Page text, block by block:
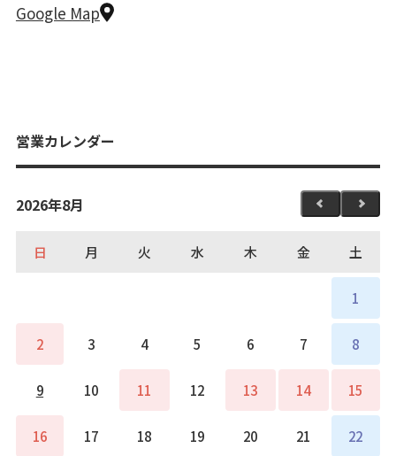
Google Map
営業カレンダー
2026年8月
日 月 火 水 木 金 土
1
2 3 4 5 6 7 8
9 10 11 12 13 14 15
16 17 18 19 20 21 22